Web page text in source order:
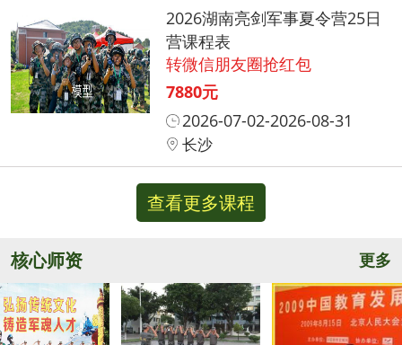
2026湖南亮剑军事夏令营25日
营课程表
转微信朋友圈抢红包
7880元
2026-07-02-2026-08-31
长沙
查看更多课程
核心师资 更多